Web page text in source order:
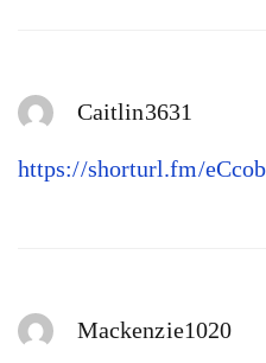
Caitlin3631
https://shorturl.fm/eCcob
Mackenzie1020